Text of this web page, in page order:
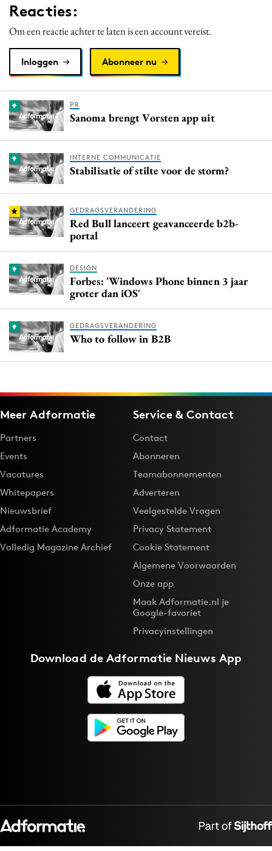
Reacties:
Om een reactie achter te laten is een account vereist.
Inloggen Abonneer nu
PR
Sanoma brengt Vorsten app uit
INTERNE COMMUNICATIE
Stabilisatie of stilte voor de storm?
GEDRAGSVERANDERING
Red Bull lanceert geavanceerde b2b-
portal
DESIGN
Forbes: 'Windows Phone binnen 3 jaar
groter dan iOS'
GEDRAGSVERANDERING
Who to follow in B2B
Meer Adformatie
Partners
Events
Vacatures
Whitepapers
Nieuwsbrief
Adformatie Academy
Volledig Magazine Archief
Service & Contact
Contact
Abonneren
Teamabonnementen
Adverteren
Veelgestelde Vragen
Privacy Statement
Cookie Statement
Algemene Voorwaarden
Onze app
Maak Adformatie.nl je
Google-favoriet
Privacyinstellingen
Download deAdformatie Nieuws App